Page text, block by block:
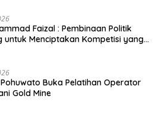
Faizal : Pembinaan Politik
untuk Menciptakan Kompetisi yang
Buka Pelatihan Operator
Gold Mine